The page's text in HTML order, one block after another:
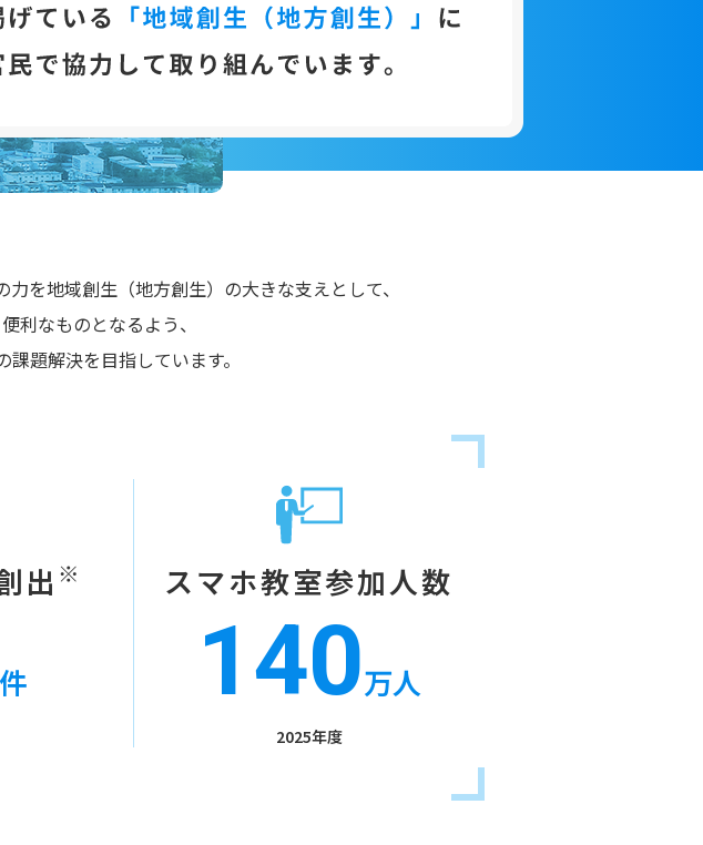
を地域創生（地方創生）の大きな支えとして、
利なものとなるよう、
題解決を目指しています。
出 ※
件
スマホ教室参加人数
140万人
2025年度